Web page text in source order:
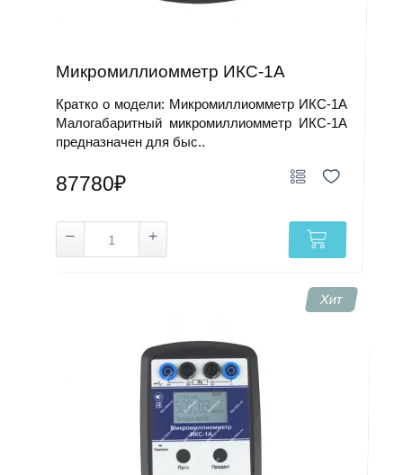
Микромиллиомметр ИКС-1А
Кратко о модели: Микромиллиомметр ИКС-1А
Малогабаритный микромиллиомметр ИКС-1А
предназначен для быс..
87780₽
Хит